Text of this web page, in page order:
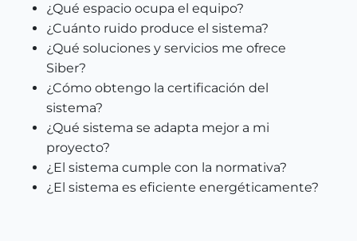
¿Qué espacio ocupa el equipo?
¿Cuánto ruido produce el sistema?
¿Qué soluciones y servicios me ofrece
Siber?
¿Cómo obtengo la certificación del
sistema?
¿Qué sistema se adapta mejor a mi
proyecto?
¿El sistema cumple con la normativa?
¿El sistema es eficiente energéticamente?